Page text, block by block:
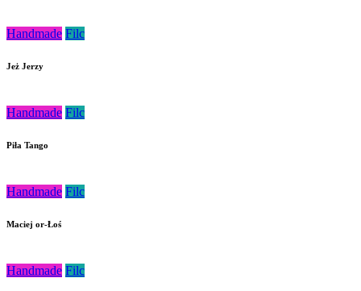
Handmade Filc
Jeż Jerzy
Handmade Filc
Piła Tango
Handmade Filc
Maciej or-Łoś
Handmade Filc